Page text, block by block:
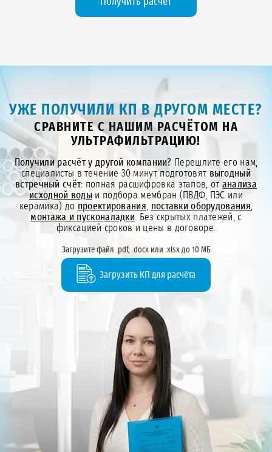
УЖЕ ПОЛУЧИЛИ КП В ДРУГОМ МЕСТЕ?
СРАВНИТЕ С НАШИМ РАСЧЁТОМ НА
УЛЬТРАФИЛЬТРАЦИЮ!
Получили расчёт у другой компании? Перешлите его нам,
специалисты в течение 30 минут подготовят выгодный
встречный счёт: полная расшифровка этапов, от анализа
исходной воды и подбора мембран (ПВДФ, ПЭС или
керамика) до проектирования поставки оборудования
монтажа и пусконаладки . Без скрытых платежей, с
фиксацией сроков и цены в договоре.
Загрузите файл .pdf, .docx или .xlsx до 10 МБ
Загрузить КП для расчёта